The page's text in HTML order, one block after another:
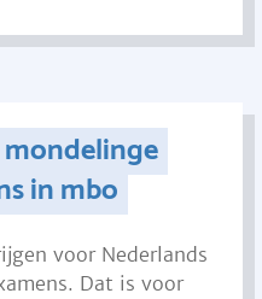
in mbo
voor Nederlands
Dat is voor